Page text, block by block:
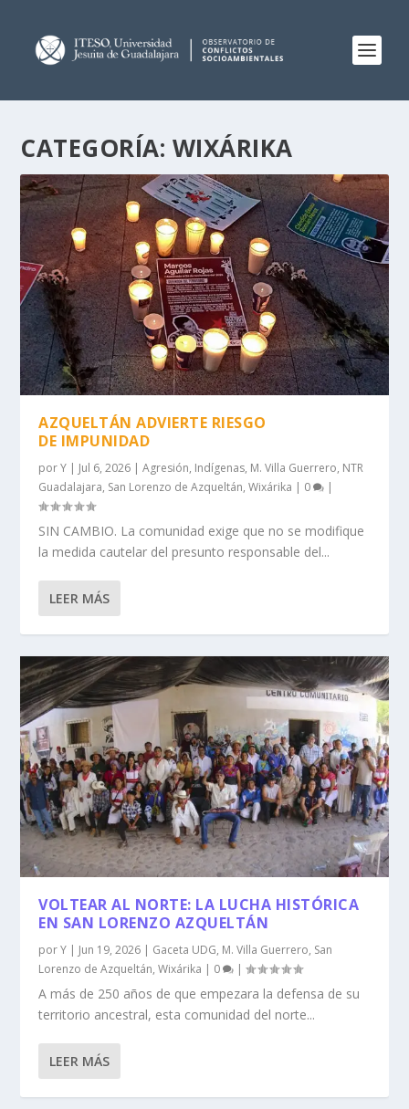
CATEGORÍA: WIXÁRIKA
AZQUELTÁN ADVIERTE RIESGO
DE IMPUNIDAD
porY | Jul 6, 2026 |Agresión, Indígenas, M. Villa Guerrero, NTR
Guadalajara, San Lorenzo de Azqueltán,Wixárika | 0 |
SIN CAMBIO. La comunidad exige que no se modifique
la medida cautelar del presunto responsable del...
LEER MÁS
VOLTEAR AL NORTE: LA LUCHA HISTÓRICA
EN SAN LORENZO AZQUELTÁN
porY | Jun 19, 2026 | Gaceta UDG, M. Villa Guerrero, San
Lorenzo de Azqueltán,Wixárika | 0 |
A más de 250 años de que empezara la defensa de su
territorio ancestral, esta comunidad del norte...
LEER MÁS